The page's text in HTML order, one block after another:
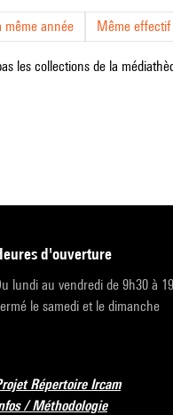
même année Même effectif
les collections de la
heures d'ouverture
lundi au vendredi de 9h30 à
le samedi et le dimanche
Répertoire Ircam
/ Méthodologie